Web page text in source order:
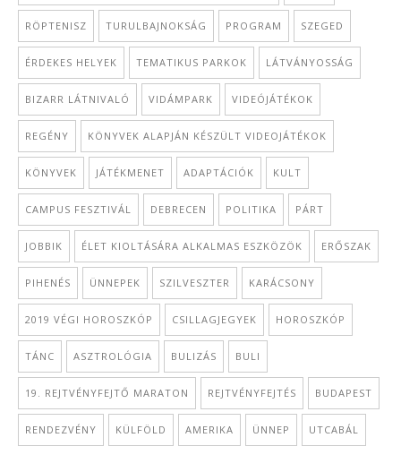
RÖPTENISZ TURULBAJNOKSÁG PROGRAM SZEGED
ÉRDEKES HELYEK TEMATIKUS PARKOK LÁTVÁNYOSSÁG
BIZARR LÁTNIVALÓ VIDÁMPARK VIDEÓJÁTÉKOK
REGÉNY KÖNYVEK ALAPJÁN KÉSZÜLT VIDEOJÁTÉKOK
KÖNYVEK JÁTÉKMENET ADAPTÁCIÓK KULT
CAMPUS FESZTIVÁL DEBRECEN POLITIKA PÁRT
JOBBIK ÉLET KIOLTÁSÁRA ALKALMAS ESZKÖZÖK ERŐSZAK
PIHENÉS ÜNNEPEK SZILVESZTER KARÁCSONY
2019 VÉGI HOROSZKÓP CSILLAGJEGYEK HOROSZKÓP
TÁNC ASZTROLÓGIA BULIZÁS BULI
19. REJTVÉNYFEJTŐ MARATON REJTVÉNYFEJTÉS BUDAPEST
RENDEZVÉNY KÜLFÖLD AMERIKA ÜNNEP UTCABÁL